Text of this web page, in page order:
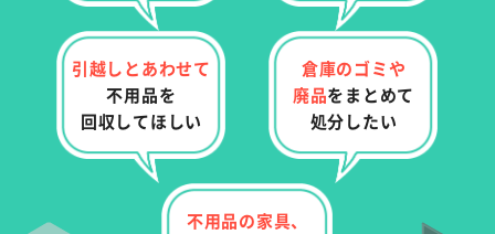
引越しとあわせて
不用品を
回収してほしい
倉庫のゴミや
廃品をまとめて
処分したい
不用品の家具、